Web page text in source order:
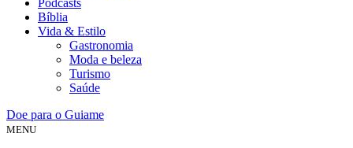
Podcasts
Bíblia
Vida & Estilo
Gastronomia
Moda e beleza
Turismo
Saúde
Doe para o Guiame
MENU